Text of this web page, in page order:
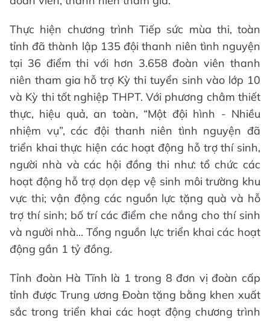
Thực hiện chương trình Tiếp sức mùa thi, toàn
tỉnh đã thành lập 135 đội thanh niên tình nguyện
tại 36 điểm thi với hơn 3.658 đoàn viên thanh
niên tham gia hỗ trợ Kỳ thi tuyển sinh vào lớp 10
và Kỳ thi tốt nghiệp THPT. Với phương châm thiết
thực, hiệu quả, an toàn, “Một đội hình - Nhiều
nhiệm vụ”, các đội thanh niên tình nguyện đã
triển khai thực hiện các hoạt động hỗ trợ thí sinh,
người nhà và các hội đồng thi như: tổ chức các
hoạt động hỗ trợ dọn dẹp vệ sinh môi trường khu
vực thi; vận động các nguồn lực tặng quà và hỗ
trợ thí sinh; bố trí các điểm che nắng cho thí sinh
và người nhà... Tổng nguồn lực triển khai các hoạt
động gần 1 tỷ đồng.
Tỉnh đoàn Hà Tĩnh là 1 trong 8 đơn vị đoàn cấp
tỉnh được Trung ương Đoàn tặng bằng khen xuất
sắc trong triển khai các hoạt động chương trình